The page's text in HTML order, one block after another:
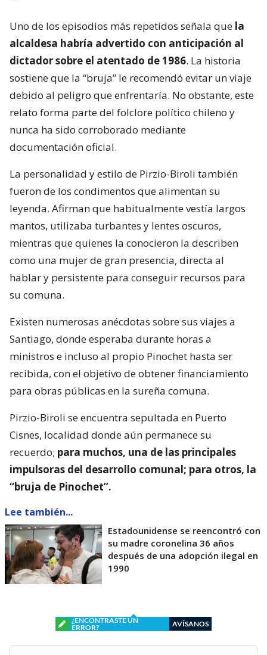
Uno de los episodios más repetidos señala que la
alcaldesa habría advertido con anticipación al
dictador sobre el atentado de 1986. La historia
sostiene que la “bruja” le recomendó evitar un viaje
debido al peligro que enfrentaría. No obstante, este
relato forma parte del folclore político chileno y
nunca ha sido corroborado mediante
documentación oficial.
La personalidad y estilo de Pirzio-Biroli también
fueron de los condimentos que alimentan su
leyenda. Afirman que habitualmente vestía largos
mantos, utilizaba turbantes y lentes oscuros,
mientras que quienes la conocieron la describen
como una mujer de gran presencia, directa al
hablar y persistente para conseguir recursos para
su comuna.
Existen numerosas anécdotas sobre sus viajes a
Santiago, donde esperaba durante horas a
ministros e incluso al propio Pinochet hasta ser
recibida, con el objetivo de obtener financiamiento
para obras públicas en la sureña comuna.
Pirzio-Biroli se encuentra sepultada en Puerto
Cisnes, localidad donde aún permanece su
recuerdo; para muchos, una de las principales
impulsoras del desarrollo comunal; para otros, la
“bruja de Pinochet”.
Lee también...
Estadounidense se reencontró con
su madre coronelina 36 años
después de una adopción ilegal en
1990
¿ENCONTRASTE UN
ERROR?
AVÍSANOS